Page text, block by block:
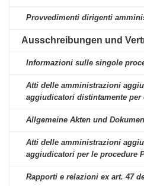
Provvedimenti dirigenti
Ausschreibungen und
Informazioni sulle singole
Atti delle amministrazioni
aggiudicatori distintamente per
Allgemeine Akten und
Atti delle amministrazioni
aggiudicatori per le procedure
Rapporti e relazioni ex art. 47